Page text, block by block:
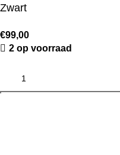
Zwart
€99,00
2 op voorraad